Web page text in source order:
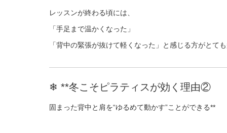
レッスンが終わる頃には、
「手足まで温かくなった」
「背中の緊張が抜けて軽くなった」と感じる方がとても
❄ **冬こそピラティスが効く理由②
固まった背中と肩を“ゆるめて動かす”ことができる**